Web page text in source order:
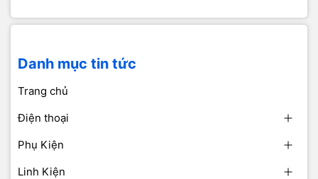
Danh mục tin tức
Trang chủ
Điện thoại
Phụ Kiện
Linh Kiện